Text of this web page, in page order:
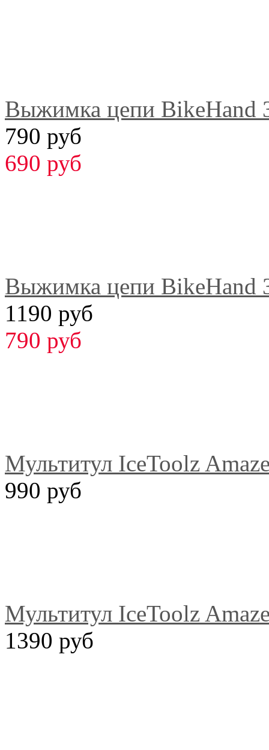
Выжимка цепи BikeHand
790 руб
690 руб
Выжимка цепи BikeHand
1190 руб
790 руб
Мультитул IceToolz
990 руб
Мультитул IceToolz
1390 руб